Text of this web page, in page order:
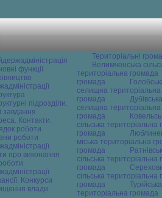
функції
підрозділи.
завдання
Контакти.
роботи
роботи
про виконання
Конкурси
влади
Територіальні
Велимченська
територіальна громада
громада
селищна
громада
селищна
громада
сільська територіальна
громада
міська територіальна
громада
сільська територіальна
громада
сільська територіальна
громада
територіальна громада